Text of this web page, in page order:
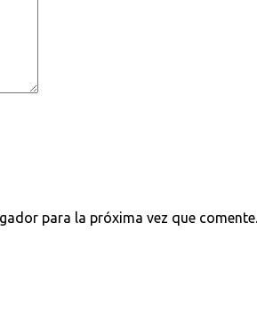
para la próxima vez que comente.